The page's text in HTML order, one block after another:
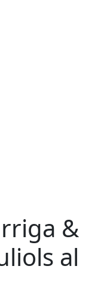
&
al